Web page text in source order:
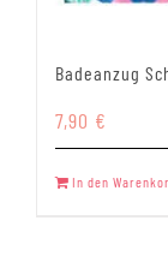
Badeanzug
7,90 €
In den